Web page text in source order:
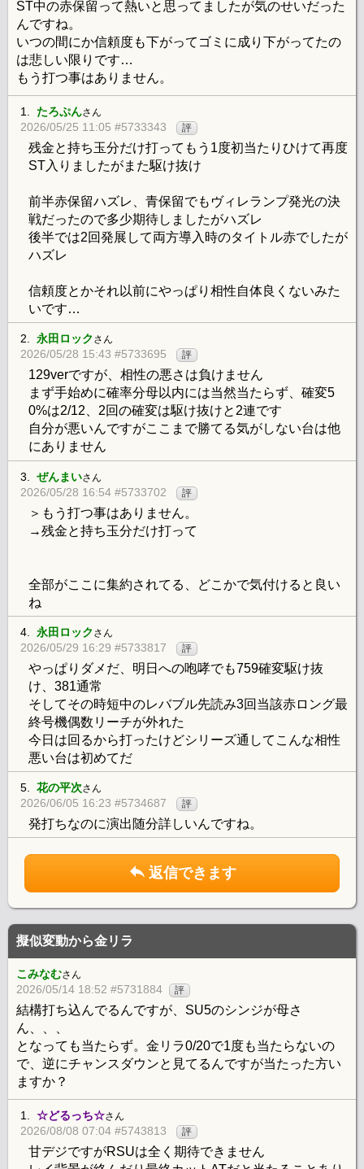
ST中の赤保留って熱いと思ってましたが気のせいだった
んですね。
いつの間にか信頼度も下がってゴミに成り下がってたの
は悲しい限りです…
もう打つ事はありません。
1. たろぷんさん
2026/05/25 11:05 #5733343 評
残金と持ち玉分だけ打ってもう1度初当たりひけて再度
ST入りましたがまた駆け抜け
前半赤保留ハズレ、青保留でもヴィレランプ発光の決
戦だったので多少期待しましたがハズレ
後半では2回発展して両方導入時のタイトル赤でしたが
ハズレ
信頼度とかそれ以前にやっぱり相性自体良くないみた
いです…
2. 永田ロック さん
2026/05/28 15:43 #5733695 評
129verですが、相性の悪さは負けません
まず手始めに確率分母以内には当然当たらず、確変5
0%は2/12、2回の確変は駆け抜けと2連です
自分が悪いんですがここまで勝てる気がしない台は他
にありません
3. ぜんまいさん
2026/05/28 16:54 #5733702 評
＞もう打つ事はありません。
→残金と持ち玉分だけ打って
全部がここに集約されてる、どこかで気付けると良い
ね
4. 永田ロック さん
2026/05/29 16:29 #5733817 評
やっぱりダメだ、明日への咆哮でも759確変駆け抜
け、381通常
そしてその時短中のレバブル先読み3回当該赤ロング最
終号機偶数リーチが外れた
今日は回るから打ったけどシリーズ通してこんな相性
悪い台は初めてだ
5. 花の平次さん
2026/06/05 16:23 #5734687 評
発打ちなのに演出随分詳しいんですね。
返信できます
擬似変動から金リラ
こみなむさん
2026/05/14 18:52 #5731884 評
結構打ち込んでるんですが、SU5のシンジが母さ
ん、、、
となっても当たらず。金リラ0/20で1度も当たらないの
で、逆にチャンスダウンと見てるんですが当たった方い
ますか？
1. ☆どるっち☆さん
2026/08/08 07:04 #5743813 評
甘デジですがRSUは全く期待できません